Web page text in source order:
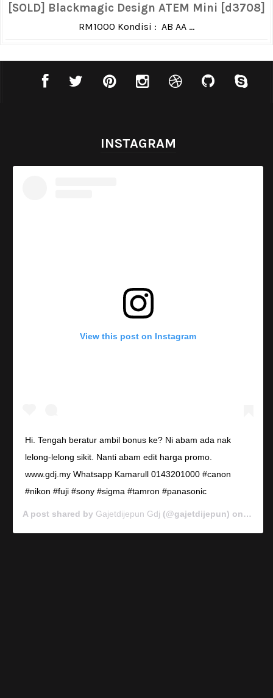
[SOLD] Blackmagic Design ATEM Mini [d3708]
RM1000 Kondisi : AB AA ...
INSTAGRAM
View this post on Instagram
Hi. Tengah beratur ambil bonus ke? Ni abam ada nak
lelong-lelong sikit. Nanti abam edit harga promo.
www.gdj.my Whatsapp Kamarull 0143201000 #canon
#nikon #fuji #sony #sigma #tamron #panasonic
A post shared by Gajetdijepun Gdj (@gajetdijepun) on Jan 7,